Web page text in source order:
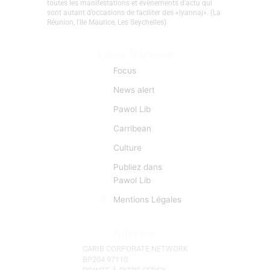
toutes les manifestations et évènements d'actu qui
sont autant d’occasions de faciliter des «lyannaj». (La
Réunion, l'Ile Maurice, Les Seychelles)
Focus
News alert
Pawol Lib
Carribean
Culture
Publiez dans
Pawol Lib
Mentions Légales
CARIB CORPORATE NETWORK
BP204 97110